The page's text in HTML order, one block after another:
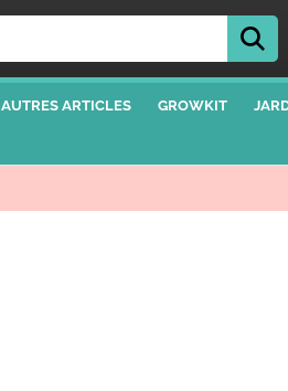
AUTRES ARTICLES GROWKIT